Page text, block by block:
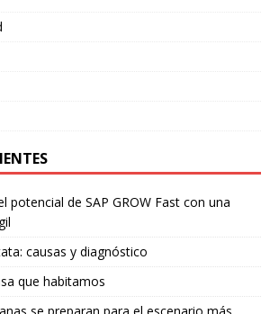
potencial de SAP GROW Fast con una
causas y diagnóstico
que habitamos